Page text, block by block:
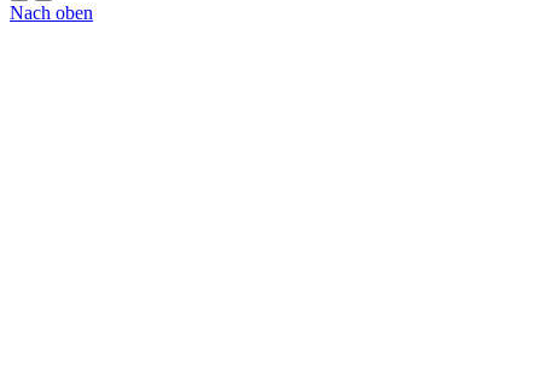
Nach oben